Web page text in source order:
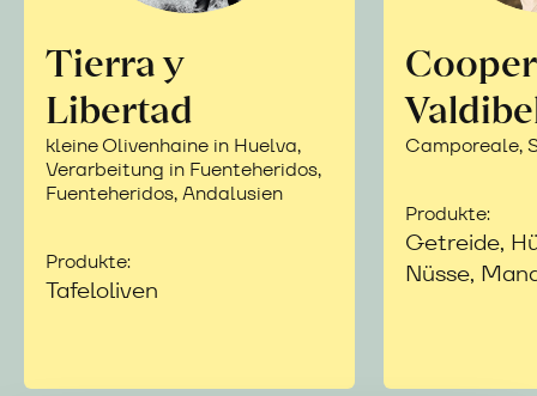
Tierra y
Libertad
kleine Olivenhaine in Huelva,
Verarbeitung in Fuenteheridos,
Fuenteheridos, Andalusien
Produkte:
Tafeloliven
Camporeale,
Produkte:
Getreide,
Nüsse,